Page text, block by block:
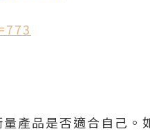
產品是否適合自己。